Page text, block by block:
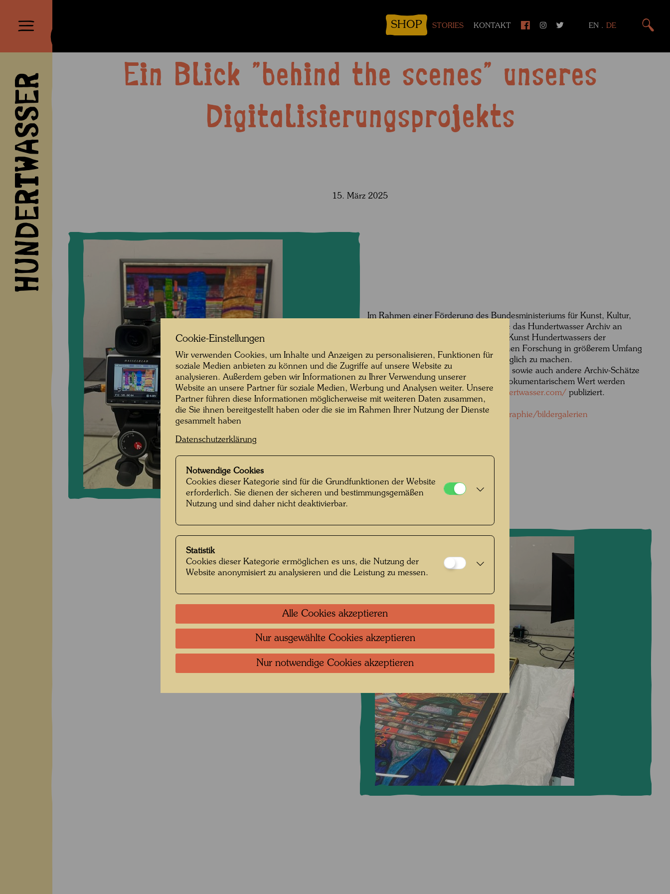
HUNDERTWASSER
SHOP STORIES KONTAKT EN . DE
Ein Blick "behind the scenes" unseres
Digitalisierungsprojekts
15. März 2025
Im Rahmen einer Förderung des Bundesministeriums für Kunst, Kultur,
öffentlicher Dienst und Sport arbeitete das Hundertwasser Archiv an
einem Digitalisierungsprojekt, um die Kunst Hundertwassers der
Öffentlichkeit und der wissenschaftlichen Forschung in größerem Umfang
und verbesserter Qualität digital zugänglich zu machen.
Ausgewählte Kunstwerke, Fotografien sowie auch andere Archiv-Schätze
mit besonderem künstlerischem und dokumentarischem Wert werden
(neu) digitalisiert und aufhttps://hundertwasser.com/ publiziert.
Dokumentarische Fotos gibt es
hier:https://hundertwasser.com/biographie/bildergalerien
Cookie-Einstellungen
Wir verwenden Cookies, um Inhalte und Anzeigen zu personalisieren, Funktionen für
soziale Medien anbieten zu können und die Zugriffe auf unsere Website zu
analysieren. Außerdem geben wir Informationen zu Ihrer Verwendung unserer
Website an unsere Partner für soziale Medien, Werbung und Analysen weiter. Unsere
Partner führen diese Informationen möglicherweise mit weiteren Daten zusammen,
die Sie ihnen bereitgestellt haben oder die sie im Rahmen Ihrer Nutzung der Dienste
gesammelt haben
Datenschutzerklärung
Notwendige Cookies
Cookies dieser Kategorie sind für die Grundfunktionen der Website
erforderlich. Sie dienen der sicheren und bestimmungsgemäßen
Nutzung und sind daher nicht deaktivierbar.
Statistik
Cookies dieser Kategorie ermöglichen es uns, die Nutzung der
Website anonymisiert zu analysieren und die Leistung zu messen.
Alle Cookies akzeptieren
Nur ausgewählte Cookies akzeptieren
Nur notwendige Cookies akzeptieren